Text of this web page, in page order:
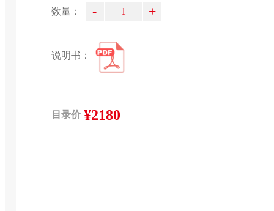
数量： - +
说明书：
目录价 ¥2180